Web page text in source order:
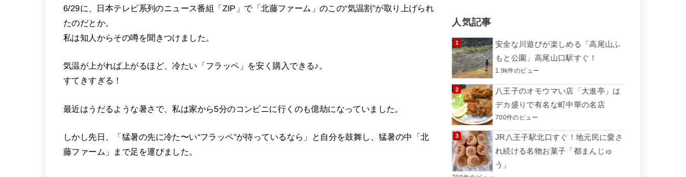
6/29に、日本テレビ系列のニュース番組「ZIP」で「北藤ファーム」のこの“気温割”が取り上げられ
たのだとか。
私は知人からその噂を聞きつけました。
気温が上がれば上がるほど、冷たい「フラッペ」を安く購入できる♪。
すてきすぎる！
最近はうだるような暑さで、私は家から5分のコンビニに行くのも億劫になっていました。
しかし先日、「猛暑の先に冷た〜い“フラッペ”が待っているなら」と自分を鼓舞し、猛暑の中「北
藤ファーム」まで足を運びました。
人気記事
安全な川遊びが楽しめる「高尾山ふ
もと公園」高尾山口駅すぐ！
1.9k件のビュー
八王子のオモウマい店「大進亭」は
デカ盛りで有名な町中華の名店
700件のビュー
JR八王子駅北口すぐ！地元民に愛さ
れ続ける名物お菓子「都まんじゅ
う」